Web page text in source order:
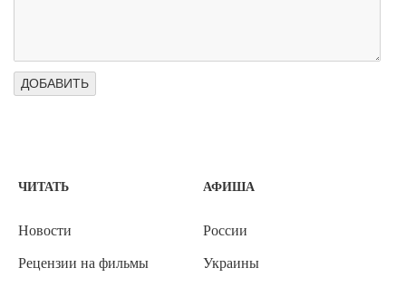
ЧИТАТЬ
Новости
Рецензии на фильмы
АФИША
России
Украины